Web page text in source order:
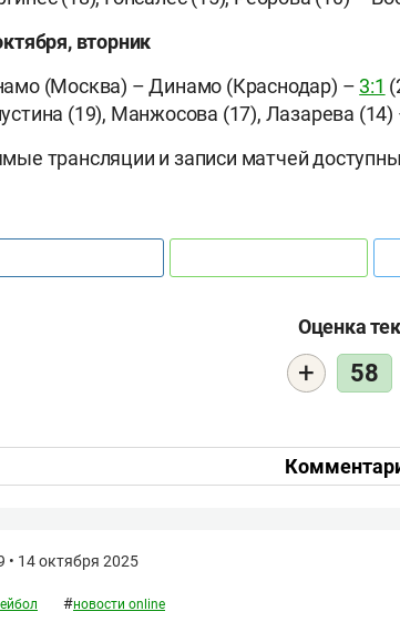
вторник
(Москва) – Динамо (Краснодар) – 3:1
(19), Манжосова (17), Лазарева
трансляции и записи матчей
Оценка
+ 58
• 14 октября 2025
#новости online